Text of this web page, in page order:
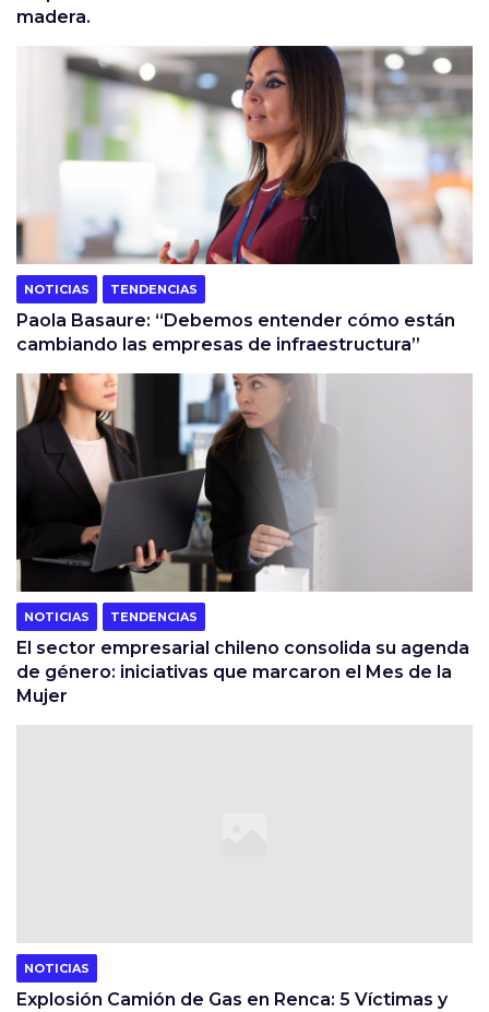
madera.
NOTICIAS TENDENCIAS
Paola Basaure: “Debemos entender cómo están
cambiando las empresas de infraestructura”
NOTICIAS TENDENCIAS
El sector empresarial chileno consolida su agenda
de género: iniciativas que marcaron el Mes de la
Mujer
NOTICIAS
Explosión Camión de Gas en Renca: 5 Víctimas y